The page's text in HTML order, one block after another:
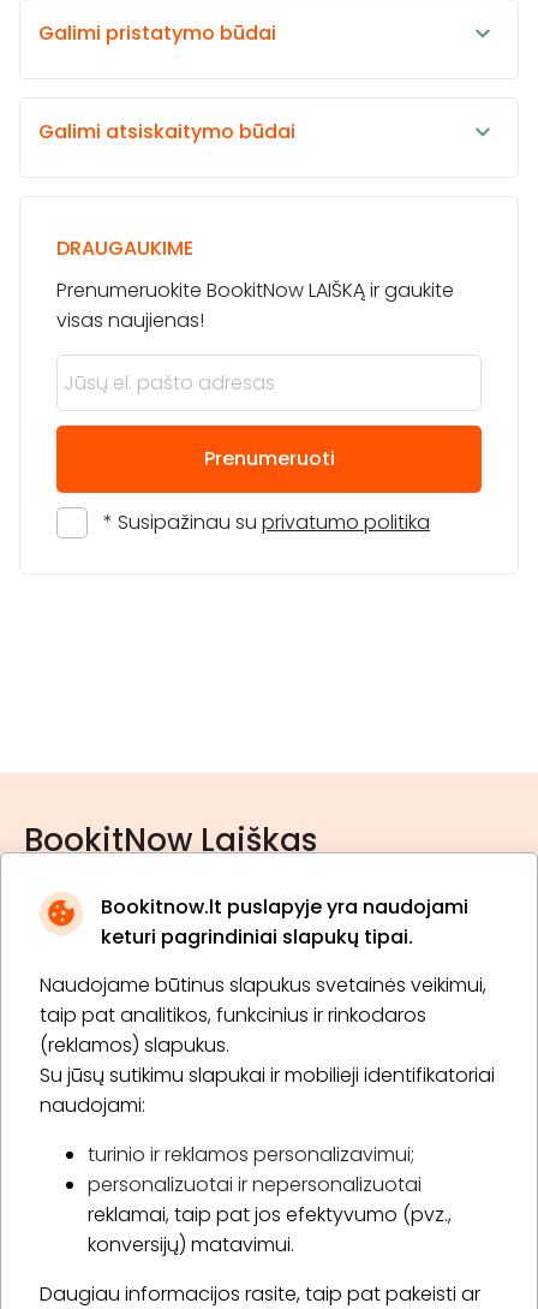
Bookitnow.lt puslapyje yra naudojami
keturi pagrindiniai slapukų tipai.
Naudojame būtinus slapukus svetainės veikimui,
taip pat analitikos, funkcinius ir rinkodaros
(reklamos) slapukus.
Su jūsų sutikimu slapukai ir mobilieji identifikatoriai
naudojami:
turinio ir reklamos personalizavimui;
personalizuotai ir nepersonalizuotai
reklamai, taip pat jos efektyvumo (pvz.,
konversijų) matavimui.
Daugiau informacijos rasite, taip pat pakeisti ar
Galimi pristatymo būdai
Galimi atsiskaitymo būdai
DRAUGAUKIME
Prenumeruokite BookitNow LAIŠKĄ ir gaukite
visas naujienas!
Prenumeruoti
* Susipažinau su privatumo politika
BookitNow Laiškas
* Susipažinau su privatumo politika
Prenumeruoti
Apie „BookitNow“
Informacija